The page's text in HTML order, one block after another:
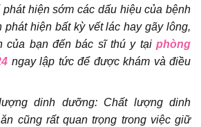
hiện sớm các dấu hiệu của bệnh
phát hiện bất kỳ vết lác hay gãy lông,
của bạn đến bác sĩ thú y tại phòng
ngay lập tức để được khám và điều
dinh dưỡng: Chất lượng dinh
cũng rất quan trọng trong việc giữ